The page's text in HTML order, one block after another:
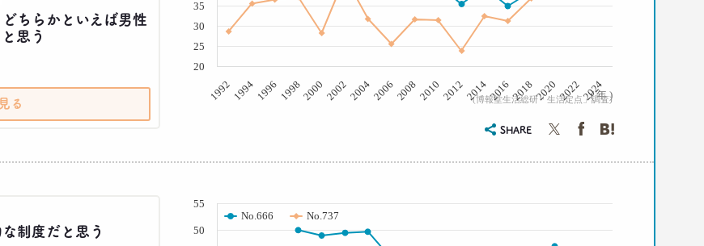
ちらかといえば男性
思う
る
( 年 )
(博報堂生活総研「生活定点」調査)
1992 1994 1996 19982000 20022004200620082010 2012201420162018202020222024
30
35
20
25
SHARE
制度だと思う
No.666 No.737
50
55